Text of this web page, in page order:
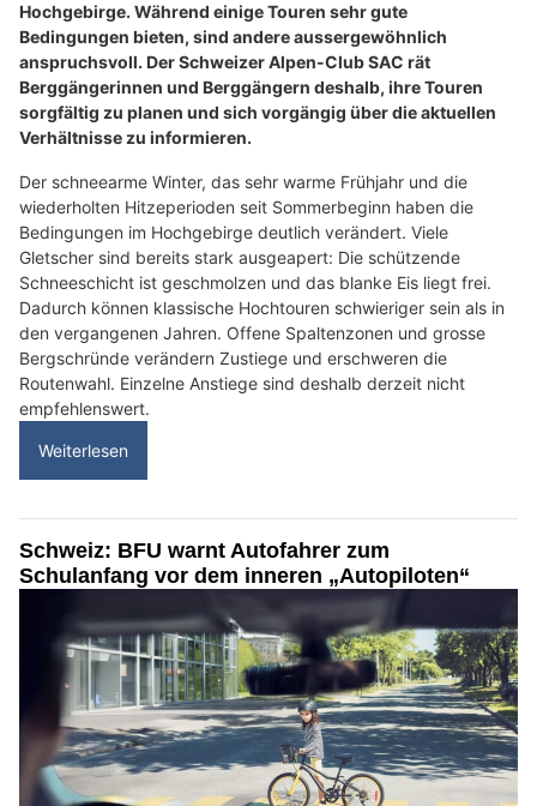
Hochgebirge. Während einige Touren sehr gute
Bedingungen bieten, sind andere aussergewöhnlich
anspruchsvoll. Der Schweizer Alpen-Club SAC rät
Berggängerinnen und Berggängern deshalb, ihre Touren
sorgfältig zu planen und sich vorgängig über die aktuellen
Verhältnisse zu informieren.
Der schneearme Winter, das sehr warme Frühjahr und die
wiederholten Hitzeperioden seit Sommerbeginn haben die
Bedingungen im Hochgebirge deutlich verändert. Viele
Gletscher sind bereits stark ausgeapert: Die schützende
Schneeschicht ist geschmolzen und das blanke Eis liegt frei.
Dadurch können klassische Hochtouren schwieriger sein als in
den vergangenen Jahren. Offene Spaltenzonen und grosse
Bergschründe verändern Zustiege und erschweren die
Routenwahl. Einzelne Anstiege sind deshalb derzeit nicht
empfehlenswert.
Weiterlesen
Schweiz: BFU warnt Autofahrer zum
Schulanfang vor dem inneren „Autopiloten“